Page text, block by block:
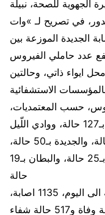
الجهوية للصحة، نبيلة
في تصريح لـ »وات
الجديدة الموزعة بين
عدد حاملي الفيروس
حالة، منها 533 حالة محل ايواء ذاتي، وحالتين
الاستشفائية
حسب المعتمديات،
على طبربة بـ 143 حالة، ومنوبة بـ127 حالة، ووادي اللّيل
بـ72حالة، ودوار هيشر بـ62 حالة، والجديدة بـ50 حالة،
والمرناقية بـ37 حالة، وبرج العامري بـ25 حالة، والبطان بـ19
حالة
يذكر أنّ الجهة سجّلت منذ بداية الجائحة الى اليوم، 1135 اصابة،